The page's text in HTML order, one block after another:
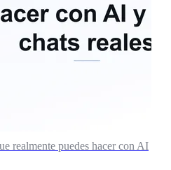
realmente puedes hacer con AI